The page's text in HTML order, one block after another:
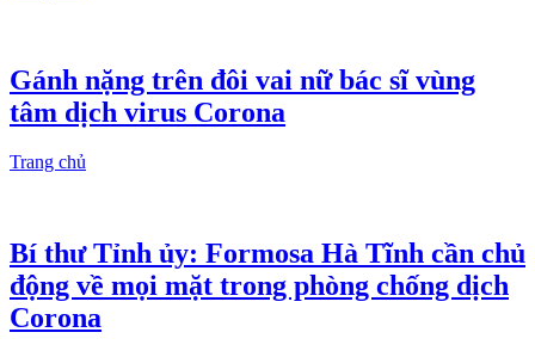
Gánh nặng trên đôi vai nữ bác sĩ vùng
tâm dịch virus Corona
Trang chủ
Bí thư Tỉnh ủy: Formosa Hà Tĩnh cần chủ
động về mọi mặt trong phòng chống dịch
Corona